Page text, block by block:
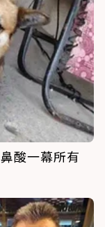
酸一幕所有